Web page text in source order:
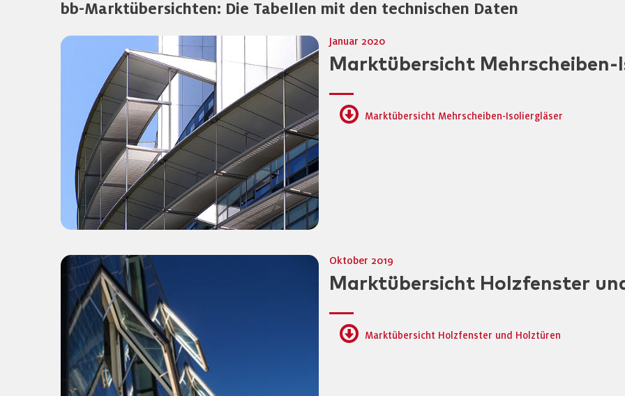
bb-Marktübersichten: Die Tabellen mit den technischen Daten
Januar 2020
Marktübersicht Mehrscheiben-
Marktübersicht Mehrscheiben-Isoliergläser
Oktober 2019
Marktübersicht Holzfenster
Marktübersicht Holzfenster und Holztüren